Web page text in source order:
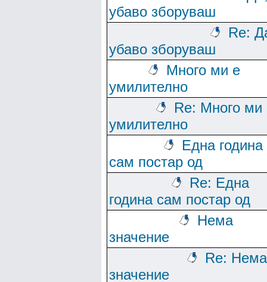
убаво зборуваш
Re:
убаво зборуваш
Много ми е
умилително
Re: Много ми
умилително
Една година
сам постар од
Re: Една
година сам постар од
Нема
значение
Re: Нема
значение